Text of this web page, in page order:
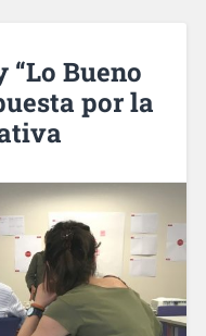
“Lo Bueno
por la